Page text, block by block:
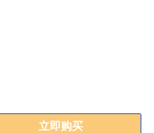
立即购买